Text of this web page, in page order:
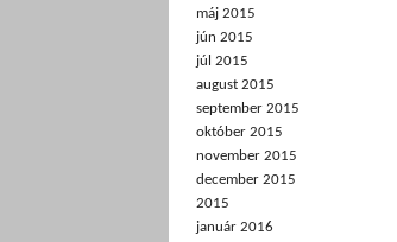
máj 2015
jún 2015
júl 2015
august 2015
september 2015
október 2015
november 2015
december 2015
2015
január 2016